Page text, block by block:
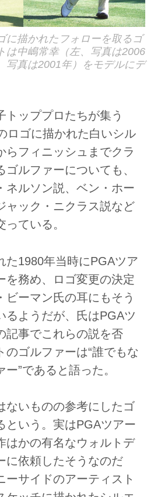
に描かれたフォローを取るゴ
は中嶋常幸（左、写真は2006
写真は2001年）をモデルにデ
トッププロたちが集う
ロゴに描かれた白いシル
らフィニッシュまでクラ
ルファーについても、
ネルソン説、ベン・ホー
ャック・ニクラス説など
ている。
た1980年当時にPGAツア
を務め、ロゴ変更の決定
ビーマン氏の耳にもそう
るようだが、氏はPGAツ
記事でこれらの説を否
のゴルファーは“誰でもな
”であると語った。
ないものの参考にしたゴ
という。実はPGAツアー
はかの有名なウォルトデ
に依頼したそうなのだ
ーサイドのアーティスト